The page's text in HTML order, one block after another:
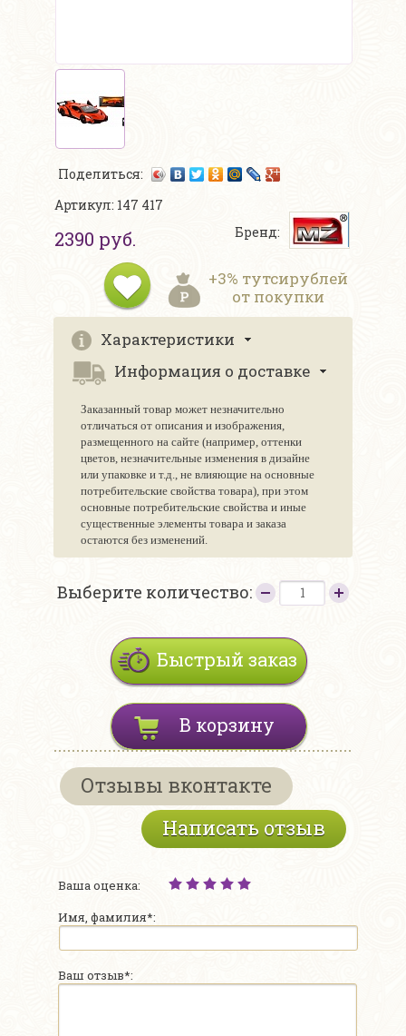
Поделиться:
Артикул: 147 417
2390 руб. Бренд:
+3% тутсирублей
от покупки
Характеристики
Информация о доставке
Заказанный товар может незначительно
отличаться от описания и изображения,
размещенного на сайте (например, оттенки
цветов, незначительные изменения в дизайне
или упаковке и т.д., не влияющие на основные
потребительские свойства товара), при этом
основные потребительские свойства и иные
существенные элементы товара и заказа
остаются без изменений.
Выберите количество:
Быстрый заказ
В корзину
Отзывы вконтакте
Написать отзыв
Ваша оценка:
Имя, фамилия*:
Ваш отзыв*: